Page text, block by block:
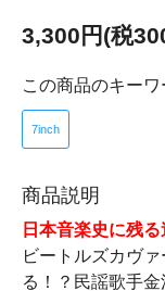
3,300円(税
この商品のキーワ
7inch
商品説明
日本音楽史に残
ビートルズカヴ
る！？民謡歌手